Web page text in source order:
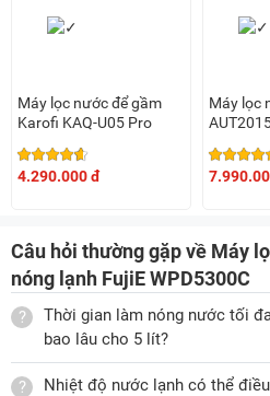
sạch, an toàn cho sức khỏe của
năng cung cấp nước nóng và
sinh hoạt thường ngày đa dạng
có 3 vòi lấy nước bao gồm:
Vòi nước nóng có dung tích
95 độ C thích hợp để bạn pha
cafe, sữa... Sản phẩm còn
đảm bảo an toàn hiệu quả
Vòi nước lạnh có dung tích
Máy lọc nước để gầm
Karofi KAQ-U05 Pro
4.290.000 đ
Máy lọc
Câu hỏi thường gặp về Máy
nóng lạnh FujiE WPD5300C
Thời gian làm nóng nước tối
bao lâu cho 5 lít?
Nhiệt độ nước lạnh có thể